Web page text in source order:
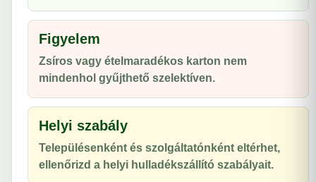
Figyelem
Zsíros vagy ételmaradékos karton nem
mindenhol gyűjthető szelektíven.
Helyi szabály
Településenként és szolgáltatónként eltérhet,
ellenőrizd a helyi hulladékszállító szabályait.